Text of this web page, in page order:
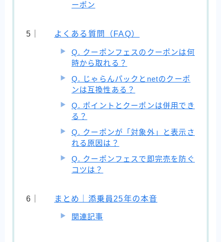
ーポン
よくある質問（FAQ）
Q. クーポンフェスのクーポンは何
時から取れる？
Q. じゃらんパックとnetのクーポ
ンは互換性ある？
Q. ポイントとクーポンは併用でき
る？
Q. クーポンが「対象外」と表示さ
れる原因は？
Q. クーポンフェスで即完売を防ぐ
コツは？
まとめ｜添乗員25年の本音
関連記事